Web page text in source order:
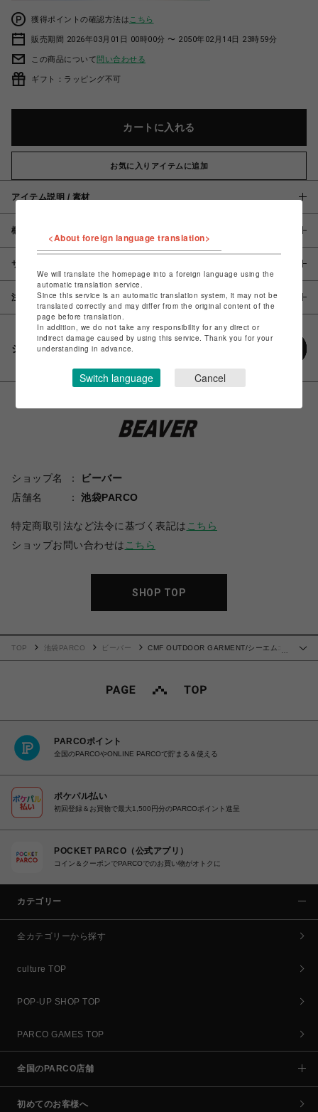
獲得ポイントの確認方法は こちら
販売期間 2026年03月01日 00時00分 〜 2050年02月14日 23時59分
この商品について問い合わせる
ギフト：ラッピング不可
カートに入れる
お気に入りアイテムに追加
アイテム説明 / 素材
概要
サイズ
注意事項
シェアする
ショップ名
ビーバー
店舗名
池袋PARCO
特定商取引法など法令に基づく表記は こちら
ショップお問い合わせは こちら
SHOP TOP
TOP 池袋PARCO ビーバー
CMF OUTDOOR GARMENT/シーエムエ
PARCOポイント
全国のPARCOやONLINE PARCOで貯まる＆使える
ポケパル払い
初回登録＆お買物で最大1,500円分のPARCOポイント進呈
POCKET PARCO（公式アプリ）
コイン＆クーポンでPARCOでのお買い物がオトクに
カテゴリー
全カテゴリーから探す
culture TOP
POP-UP SHOP TOP
PARCO GAMES TOP
全国のPARCO店舗
初めてのお客様へ
<About foreign language translation>
We will translate the homepage into a foreign language using the
automatic translation service.
Since this service is an automatic translation system, it may not be
translated correctly and may differ from the original content of the
page before translation.
In addition, we do not take any responsibility for any direct or
indirect damage caused by using this service. Thank you for your
understanding in advance.
Switch language Cancel